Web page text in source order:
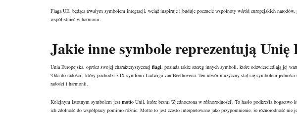
Flaga UE, będąca trwałym symbolem integracji, wciąż inspiruje i buduje poczucie wspólnoty wśród europejskich narodów,
współistnieć w harmonii.
Jakie inne symbole reprezentują Unię
Unia Europejska, oprócz swojej charakterystycznej flagi , posiada także szereg innych symboli, które odzwierciedlają jej
'Oda do radości’, który pochodzi z IX symfonii Ludwiga van Beethovena. Ten utwór muzyczny stał się symbolem jedności
radości i harmonii.
Kolejnym istotnym symbolem jest motto Unii, które brzmi 'Zjednoczona w różnorodności’. To hasło podkreśla
ich zdolność do współpracy pomimo różnic. Motto to jest często interpretowane jako przypomnienie, że różnorodność nie